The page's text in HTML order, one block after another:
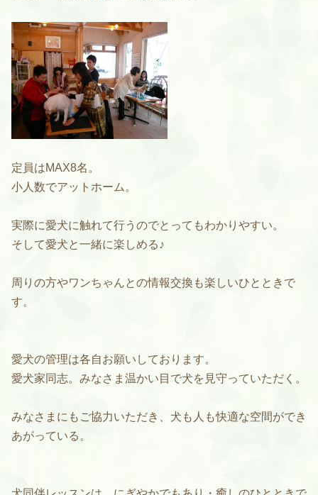
定員はMAX8名。
小人数でアットホーム。
実際に愛犬に触れて行うのでとってもわかりやすい。
そして愛犬と一緒に楽しめる♪
周りの方やワンちゃんとの情報交換も楽しいひとときで
す。
愛犬の管理は各自お願いしております。
愛犬家同志。みなさま温かい目で犬を見守っていただく。
みなさまにもご協力いただき、犬も人も快適な空間ができ
あがっている。